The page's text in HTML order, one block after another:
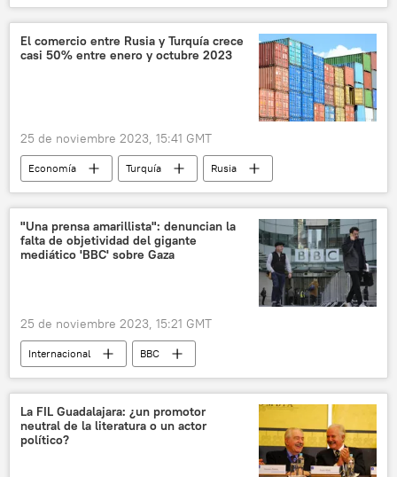
Unión Europea (UE)
Elecciones presidenciales de EEUU (2024)
🌍 Europa
Alemania
Francia
📰 Operación rusa de desmilitarización y desnazificación de Ucrania
Economía
El comercio entre Rusia y Turquía crece
casi 50% entre enero y octubre 2023
25 de noviembre 2023, 15:41 GMT
Economía Turquía
Rusia
📈 Mercados y finanzas
relaciones comerciales
relaciones económicas
"Una prensa amarillista": denuncian la
falta de objetividad del gigante
mediático 'BBC' sobre Gaza
25 de noviembre 2023, 15:21 GMT
Internacional
BBC
📰 Conflicto palestino-israelí
🌍 Oriente Medio
periodismo
Israel
Palestina
💬 Opinión y Análisis
La FIL Guadalajara: ¿un promotor
neutral de la literatura o un actor
político?